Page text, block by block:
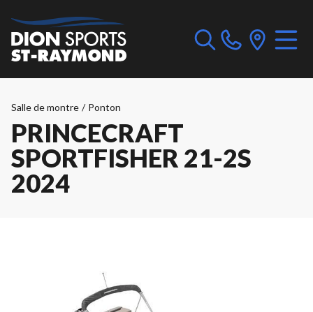
Salle de montre / Ponton
PRINCECRAFT
SPORTFISHER 21-2S
2024